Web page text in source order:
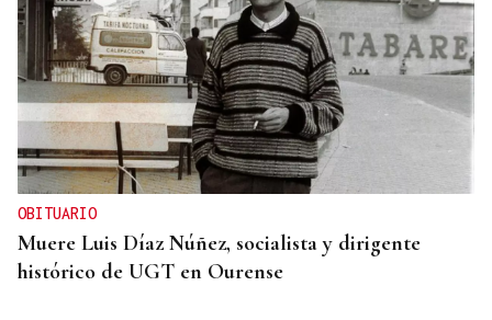
OBITUARIO
Muere Luis Díaz Núñez, socialista y dirigente
histórico de UGT en Ourense